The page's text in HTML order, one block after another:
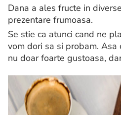
Dana a ales fructe in
prezentare frumoasa.
Se stie ca atunci cand ne
vom dori sa si probam. Asa
nu doar foarte gustoasa,